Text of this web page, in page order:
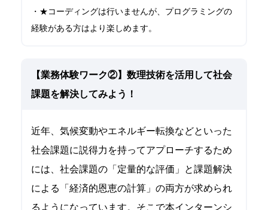
・★コーディングは行いませんが、プログラミングの
経験がある方はより楽しめます。
【業務体験ワーク②】数理技術を活用して社会
課題を解決してみよう！
近年、気候変動やエネルギー転換などといった
社会課題に説得力を持ってアプローチするため
には、社会課題の「定量的な評価」と課題解決
による「経済的恩恵の計算」の両方が求められ
るようになっています。そこで本インターンシ